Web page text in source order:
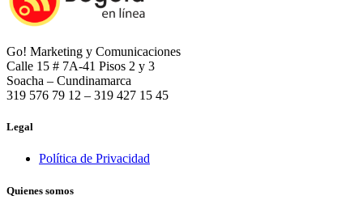
Go! Marketing y Comunicaciones
Calle 15 # 7A-41 Pisos 2 y 3
Soacha – Cundinamarca
319 576 79 12 – 319 427 15 45
Legal
Política de Privacidad
Quienes somos